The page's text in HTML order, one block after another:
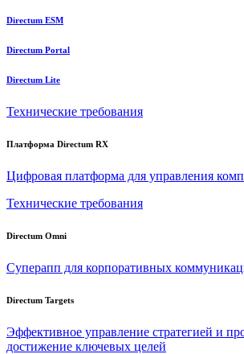
Directum ESM
Directum Portal
Directum Lite
Технические требования
Платформа Directum RX
Цифровая платформа для управления
Технические требования
Directum Omni
Суперапп для корпоративных
Directum Targets
Эффективное управление стратегией и
достижение ключевых целей